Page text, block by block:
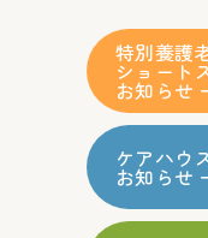
特別養護
ショート
お知らせ
ケアハウ
お知らせ